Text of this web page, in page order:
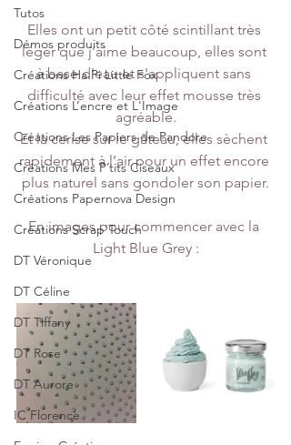
Tutos
Démos produits
Créations Ha.Pi Little Fox
Créations L’encre et L'Image
Créations Les Papiers de Pandore
Créations Mes P’tits Ciseaux
Créations Papernova Design
Créations Scrap'Touch
DT Véronique
DT Céline
DT Tiffany
DT Rose
DT Aurore
IC Florence
Elles ont un petit côté scintillant très
léger que j’aime beaucoup, elles sont
à base d'eau et s'appliquent sans
difficulté avec leur effet mousse très
agréable.
Et la cerise sur le gâteau, elles sèchent
rapidement à l’air pour un effet encore
plus naturel sans gondoler son papier.
En images pour commencer avec la
Light Blue Grey :